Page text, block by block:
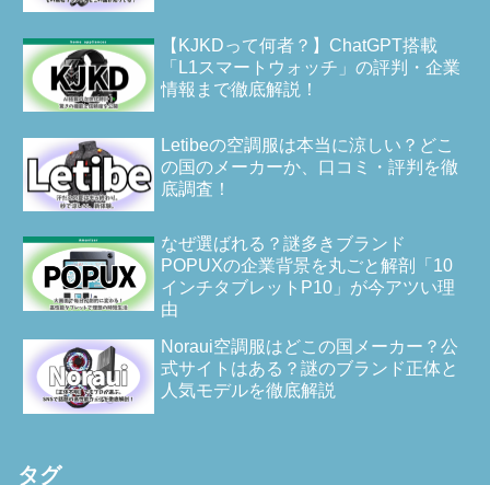
【KJKDって何者？】ChatGPT搭載
「L1スマートウォッチ」の評判・企業
情報まで徹底解説！
Letibeの空調服は本当に涼しい？どこ
の国のメーカーか、口コミ・評判を徹
底調査！
なぜ選ばれる？謎多きブランド
POPUXの企業背景を丸ごと解剖「10
インチタブレットP10」が今アツい理
由
Noraui空調服はどこの国メーカー？公
式サイトはある？謎のブランド正体と
人気モデルを徹底解説
タグ